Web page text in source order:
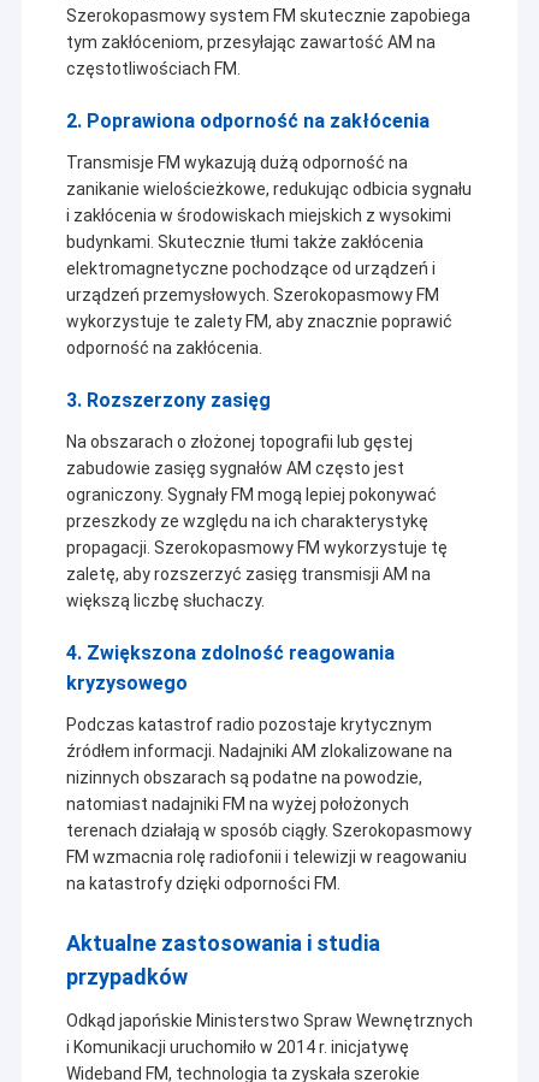
Do domu
O nas
Szerokopasmowy system FM skutecznie zapobiega
tym zakłóceniom, przesyłając zawartość AM na
częstotliwościach FM.
2. Poprawiona odporność na zakłócenia
Transmisje FM wykazują dużą odporność na
zanikanie wielościeżkowe, redukując odbicia sygnału
i zakłócenia w środowiskach miejskich z wysokimi
budynkami. Skutecznie tłumi także zakłócenia
elektromagnetyczne pochodzące od urządzeń i
urządzeń przemysłowych. Szerokopasmowy FM
wykorzystuje te zalety FM, aby znacznie poprawić
odporność na zakłócenia.
3. Rozszerzony zasięg
Na obszarach o złożonej topografii lub gęstej
zabudowie zasięg sygnałów AM często jest
ograniczony. Sygnały FM mogą lepiej pokonywać
przeszkody ze względu na ich charakterystykę
propagacji. Szerokopasmowy FM wykorzystuje tę
zaletę, aby rozszerzyć zasięg transmisji AM na
większą liczbę słuchaczy.
4. Zwiększona zdolność reagowania
kryzysowego
Podczas katastrof radio pozostaje krytycznym
źródłem informacji. Nadajniki AM zlokalizowane na
nizinnych obszarach są podatne na powodzie,
natomiast nadajniki FM na wyżej położonych
terenach działają w sposób ciągły. Szerokopasmowy
FM wzmacnia rolę radiofonii i telewizji w reagowaniu
na katastrofy dzięki odporności FM.
Aktualne zastosowania i studia
przypadków
Odkąd japońskie Ministerstwo Spraw Wewnętrznych
i Komunikacji uruchomiło w 2014 r. inicjatywę
Wideband FM, technologia ta zyskała szerokie
Shenzhen Sinosun Technology Co., Ltd. zajmuje się
1996 r., takimi jak rozwój produktów, aplikacje i
inżynieria sieciowa.